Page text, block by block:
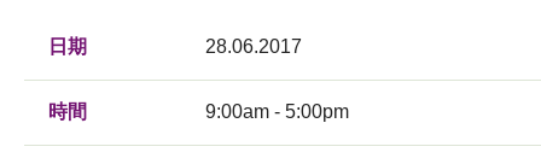
日期 28.06.2017
時間 9:00am - 5:00pm